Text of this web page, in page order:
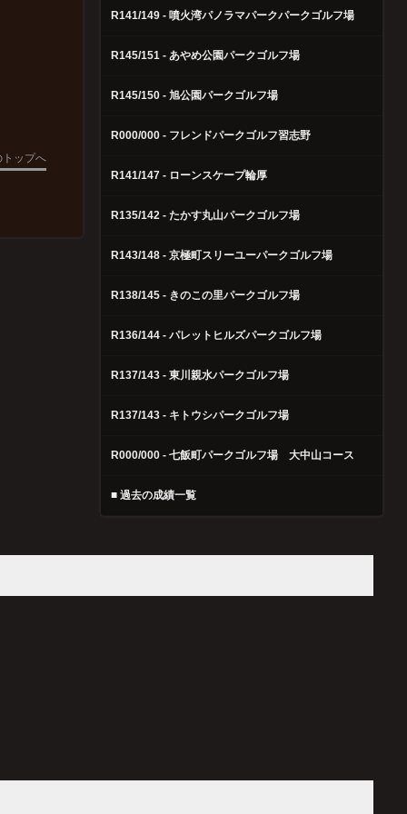
トップへ
R141/149 - 噴火湾パノラマパークパークゴルフ場
R145/151 - あやめ公園パークゴルフ場
R145/150 - 旭公園パークゴルフ場
R000/000 - フレンドパークゴルフ習志野
R141/147 - ローンスケープ輪厚
R135/142 - たかす丸山パークゴルフ場
R143/148 - 京極町スリーユーパークゴルフ場
R138/145 - きのこの里パークゴルフ場
R136/144 - パレットヒルズパークゴルフ場
R137/143 - 東川親水パークゴルフ場
R137/143 - キトウシパークゴルフ場
R000/000 - 七飯町パークゴルフ場 大中山コース
■ 過去の成績一覧